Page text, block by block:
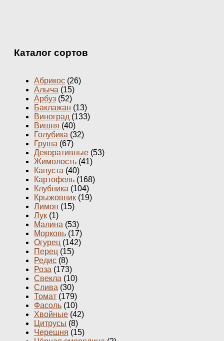
Каталог сортов
Абрикос (26)
Алыча (15)
Арбуз (52)
Баклажан (13)
Виноград (133)
Вишня (40)
Голубика (32)
Груша (67)
Декоративные (53)
Жимолость (41)
Капуста (40)
Картофель (168)
Клубника (104)
Крыжовник (19)
Лимон (15)
Лук (1)
Малина (53)
Морковь (17)
Огурец (142)
Перец (15)
Редис (8)
Роза (173)
Свекла (10)
Слива (30)
Томат (179)
Фасоль (10)
Хвойные (42)
Цитрусы (8)
Черешня (15)